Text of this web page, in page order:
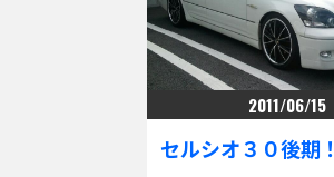
2011/06/15
セルシオ３０後期！